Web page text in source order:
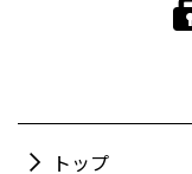
トップ